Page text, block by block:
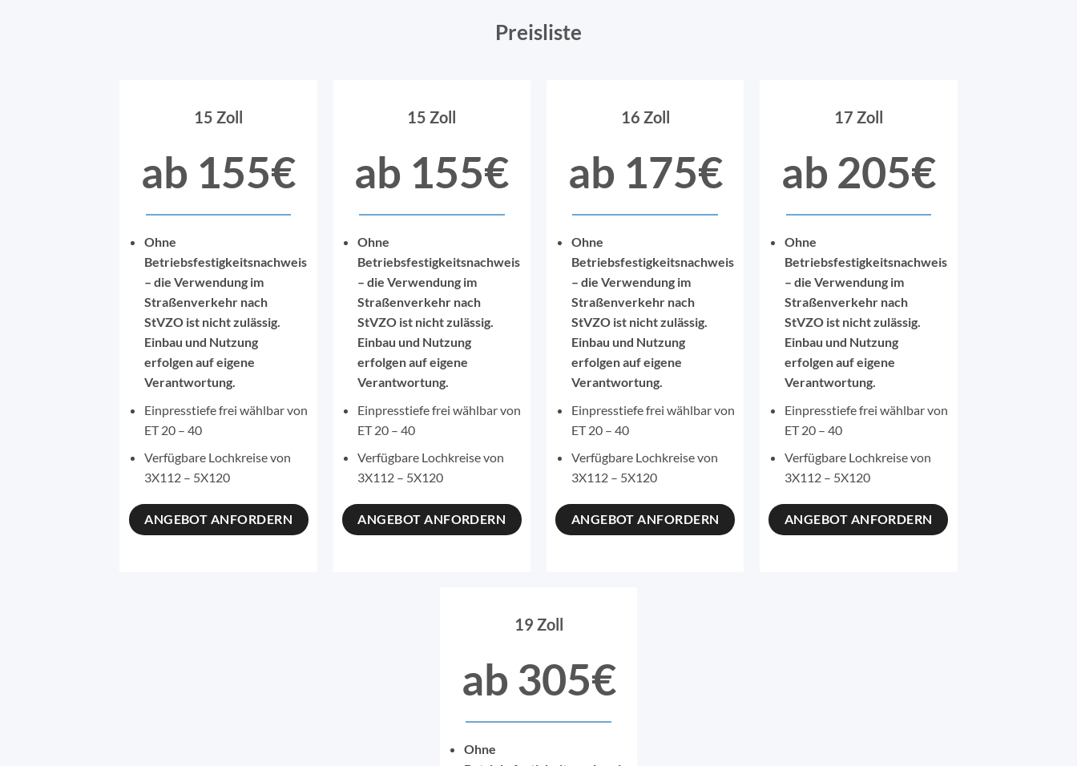
Preisliste
15 Zoll
ab 155€
Ohne
Betriebsfestigkeitsnachweis
– die Verwendung im
Straßenverkehr nach
StVZO ist nicht zulässig.
Einbau und Nutzung
erfolgen auf eigene
Verantwortung.
Einpresstiefe frei wählbar von
ET 20 – 40
Verfügbare Lochkreise von
3X112 – 5X120
ANGEBOT ANFORDERN
15 Zoll
ab 155€
Ohne
Betriebsfestigkeitsnachweis
– die Verwendung im
Straßenverkehr nach
StVZO ist nicht zulässig.
Einbau und Nutzung
erfolgen auf eigene
Verantwortung.
Einpresstiefe frei wählbar von
ET 20 – 40
Verfügbare Lochkreise von
3X112 – 5X120
ANGEBOT ANFORDERN
16 Zoll
ab 175€
Ohne
Betriebsfestigkeitsnachweis
– die Verwendung im
Straßenverkehr nach
StVZO ist nicht zulässig.
Einbau und Nutzung
erfolgen auf eigene
Verantwortung.
Einpresstiefe frei wählbar von
ET 20 – 40
Verfügbare Lochkreise von
3X112 – 5X120
ANGEBOT ANFORDERN
17 Zoll
ab 205€
Ohne
Betriebsfestigkeitsnachweis
– die Verwendung im
Straßenverkehr nach
StVZO ist nicht zulässig.
Einbau und Nutzung
erfolgen auf eigene
Verantwortung.
Einpresstiefe frei wählbar von
ET 20 – 40
Verfügbare Lochkreise von
3X112 – 5X120
ANGEBOT ANFORDERN
19 Zoll
ab 305€
Ohne